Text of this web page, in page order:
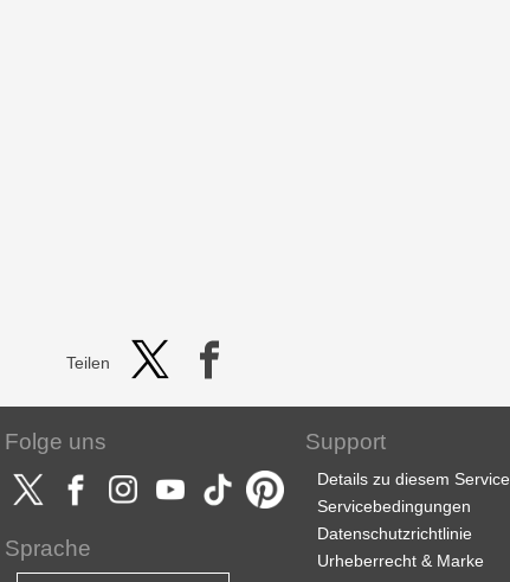
Teilen
Folge uns
Sprache
Support
Details zu diesem Service
Servicebedingungen
Datenschutzrichtlinie
Urheberrecht & Marke